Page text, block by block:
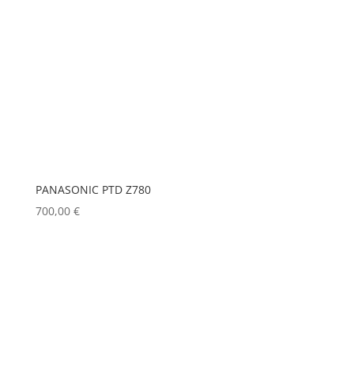
PANASONIC PTD Z780
700,00 €